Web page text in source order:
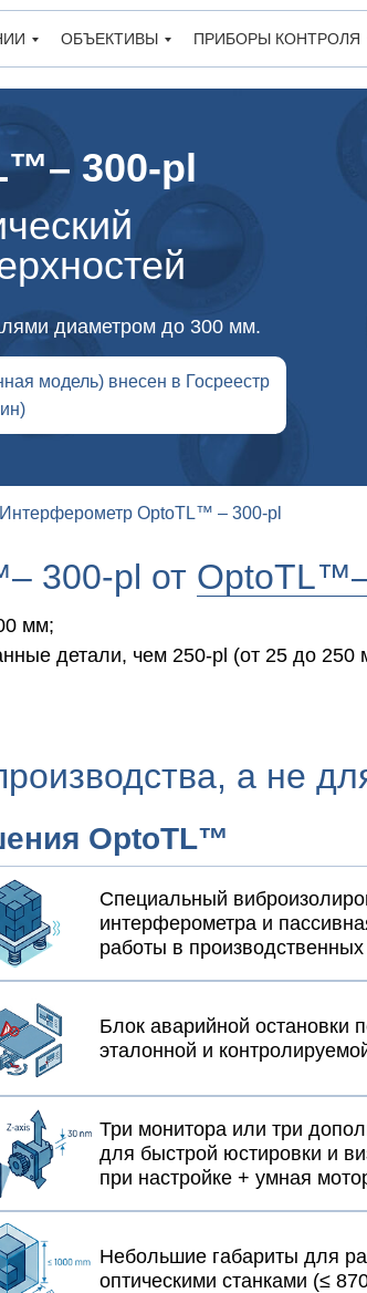
ОБЪЕКТИВЫ ПРИБОРЫ КОНТРОЛЯ
300-pl
диаметром до 300 мм.
модель) внесен в Госреестр
Интерферометр OptoTL™ – 300-pl
300-pl от
мм;
детали, чем 250-pl (от 25 до 250
а не
OptoTL™
Специальный
интерферометра и
работы в
Блок аварийной остановки
эталонной и
Три монитора или три
для быстрой юстировки и
при настройке + умная
Небольшие габариты для
оптическими станками (≤